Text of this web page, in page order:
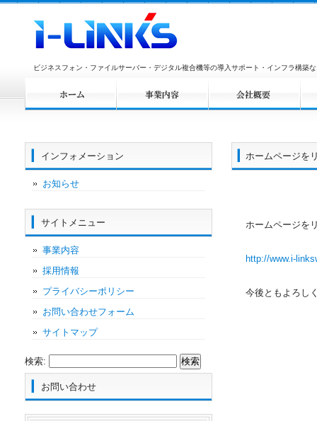
ビジネスフォン・ファイルサーバー・デジタル複合機等の導入サポート・インフラ構築
ホームページを
ホームページを
http://www.i-
今後ともよろし
インフォメーション
お知らせ
サイトメニュー
事業内容
採用情報
プライバシーポリシー
お問い合わせフォーム
サイトマップ
検索:
お問い合わせ